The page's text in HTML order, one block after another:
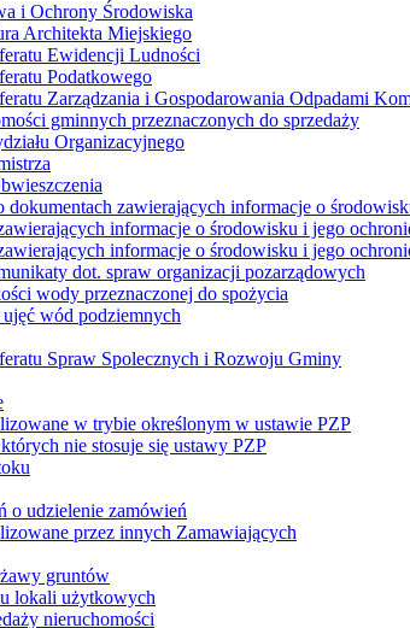
i Ochrony Środowiska
Architekta Miejskiego
Ewidencji Ludności
Podatkowego
Zarządzania i Gospodarowania Odpadami
gminnych przeznaczonych do sprzedaży
Organizacyjnego
dokumentach zawierających informacje o
informacje o środowisku i jego
informacje o środowisku i jego
dot. spraw organizacji pozarządowych
wody przeznaczonej do spożycia
wód podziemnych
Spraw Spolecznych i Rozwoju Gminy
w trybie określonym w ustawie PZP
nie stosuje się ustawy PZP
o udzielenie zamówień
przez innych Zamawiających
gruntów
lokali użytkowych
nieruchomości